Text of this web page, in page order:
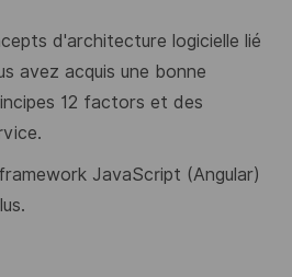
d'architecture logicielle lié
avez acquis une bonne
12 factors et des
JavaScript (Angular)